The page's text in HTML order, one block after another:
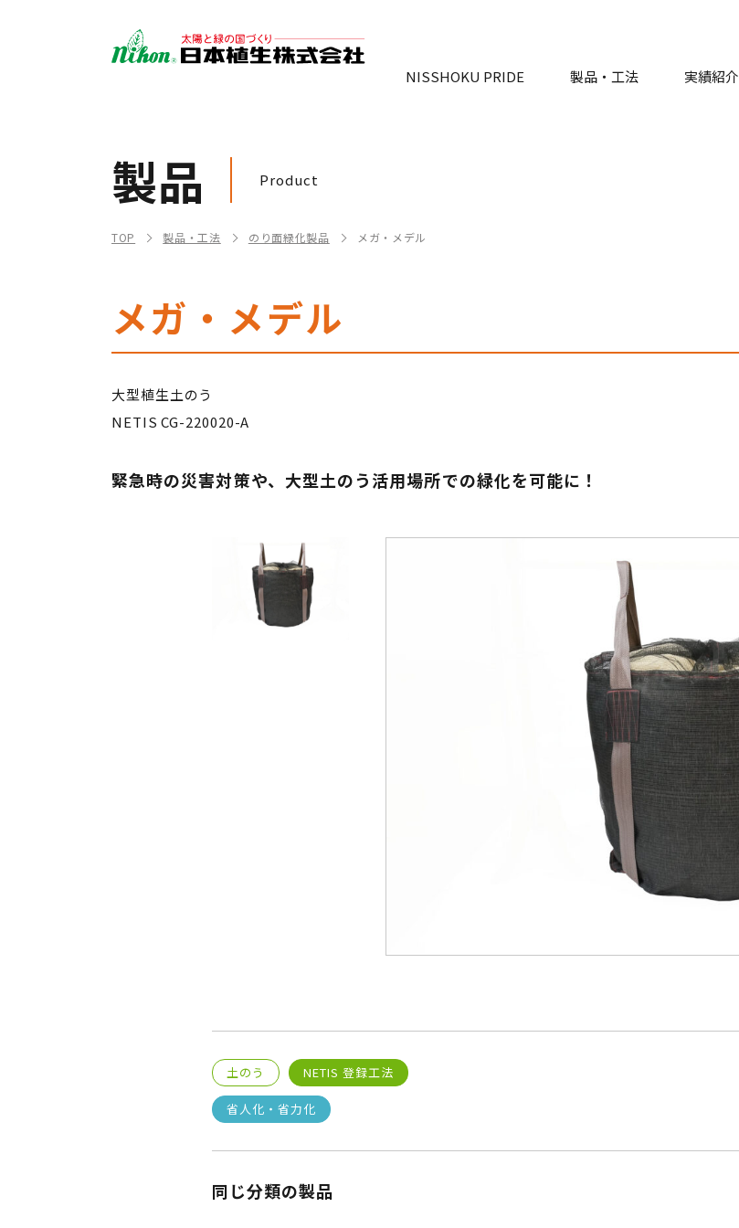
NISSHOKU PRIDE 製品・工法 実績紹介
製品 Product
TOP 製品・工法 のり面緑化製品 メガ・メデル
メガ・メデル
大型植生土のう
NETIS CG-220020-A
緊急時の災害対策や、大型土のう活用場所での緑化を可能に！
土のう NETIS 登録工法
省人化・省力化
同じ分類の製品